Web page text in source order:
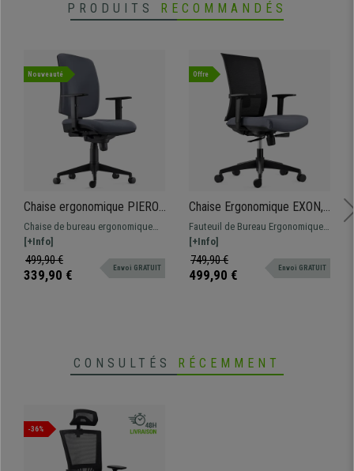
PRODUITS RECOMMANDÉS
Nouveauté
Chaise ergonomique PIERO,
Accoudoirs Ajustables, en
Tissu Gris
Chaise de bureau ergonomique
très confortable, élaborée à partir
de matériaux de grande qualité :
idéale pour une utilisation
[+Info]
499,90 €
339,90 € Envoi GRATUIT
Offre
Chaise Ergonomique EXON,
Support Lombaire,
Utilisation 8 H, en Tissu et
Maille, Gris
Fauteuil de Bureau Ergonomique
trés confortable, parfaite pour une
utilisation intensive. Support
lombaire et accoudoirs
[+Info]
749,90 €
499,90 € Envoi GRATUIT
CONSULTÉS RÉCEMMENT
-36%